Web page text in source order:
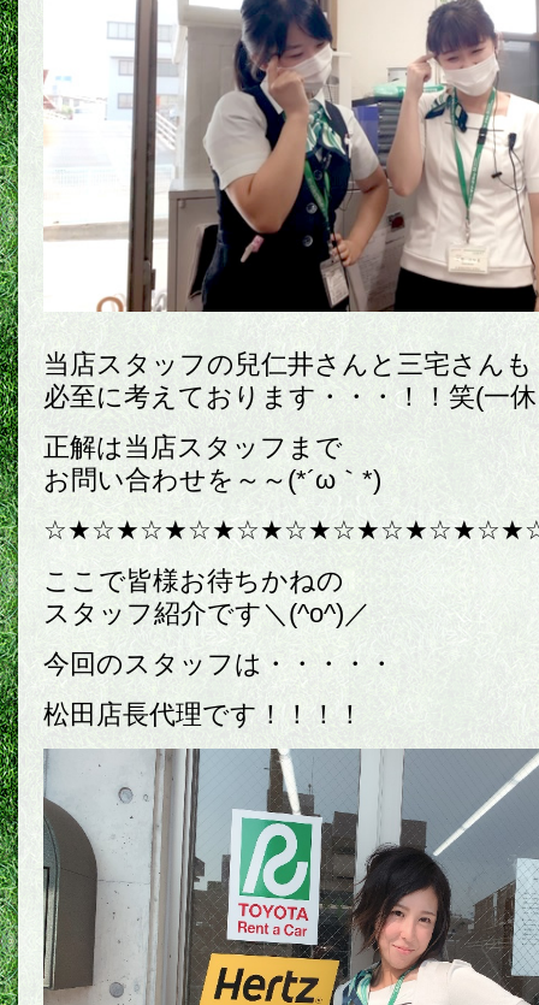
当店スタッフの兒仁井さんと三宅さんも
必至に考えております・・・！！笑(一
正解は当店スタッフまで
お問い合わせを～～(*´ω｀*)
ここで皆様お待ちかねの
スタッフ紹介です＼(^o^)／
今回のスタッフは・・・・・
松田店長代理です！！！！